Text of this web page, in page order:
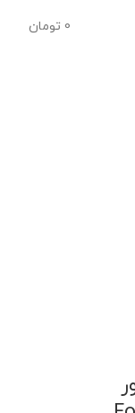
0 تومان